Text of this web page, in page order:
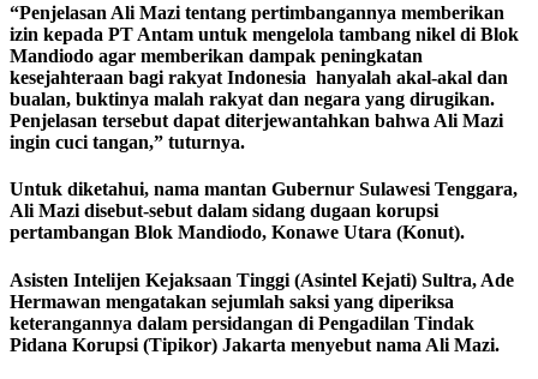
“Penjelasan Ali Mazi tentang pertimbangannya memberikan
izin kepada PT Antam untuk mengelola tambang nikel di Blok
Mandiodo agar memberikan dampak peningkatan
kesejahteraan bagi rakyat Indonesia hanyalah akal-akal dan
bualan, buktinya malah rakyat dan negara yang dirugikan.
Penjelasan tersebut dapat diterjewantahkan bahwa Ali Mazi
ingin cuci tangan,” tuturnya.
Untuk diketahui, nama mantan Gubernur Sulawesi Tenggara,
Ali Mazi disebut-sebut dalam sidang dugaan korupsi
pertambangan Blok Mandiodo, Konawe Utara (Konut).
Asisten Intelijen Kejaksaan Tinggi (Asintel Kejati) Sultra, Ade
Hermawan mengatakan sejumlah saksi yang diperiksa
keterangannya dalam persidangan di Pengadilan Tindak
Pidana Korupsi (Tipikor) Jakarta menyebut nama Ali Mazi.